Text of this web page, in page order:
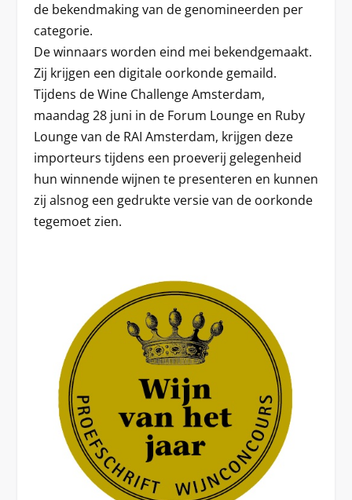
de bekendmaking van de genomineerden per
categorie.
De winnaars worden eind mei bekendgemaakt.
Zij krijgen een digitale oorkonde gemaild.
Tijdens de Wine Challenge Amsterdam,
maandag 28 juni in de Forum Lounge en Ruby
Lounge van de RAI Amsterdam, krijgen deze
importeurs tijdens een proeverij gelegenheid
hun winnende wijnen te presenteren en kunnen
zij alsnog een gedrukte versie van de oorkonde
tegemoet zien.